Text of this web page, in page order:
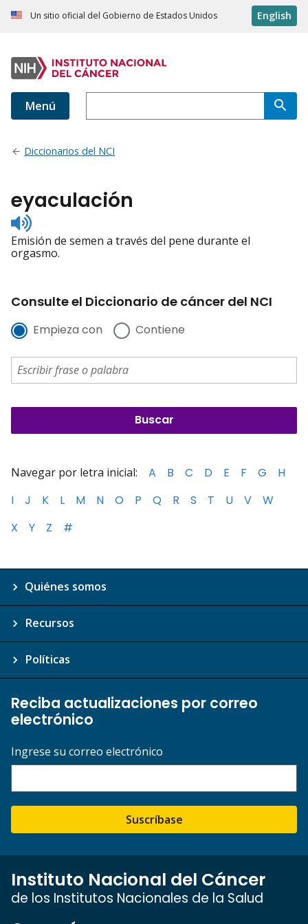
Un sitio oficial del Gobierno de Estados Unidos English
Menú
Diccionarios del NCI
eyaculación
Listen
to
pronunciation
Emisión de semen a través del pene durante el
orgasmo.
Consulte el Diccionario de cáncer del NCI
Empieza con Contiene
Navegar por letra inicial: A B C D E F G
H
I
J K L M N O P Q R S T U V
W
X
Y Z #
Quiénes somos
Recursos
Políticas
Reciba actualizaciones por correo
electrónico
Ingrese su correo electrónico
Suscríbase
Instituto Nacional del Cáncer
de los Institutos Nacionales de la Salud